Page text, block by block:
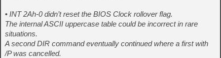
• INT 2Ah-0 didn’t reset the BIOS Clock rollover flag.
The internal ASCII uppercase table could be incorrect in rare
situations.
A second DIR command eventually continued where a first with
/P was cancelled.